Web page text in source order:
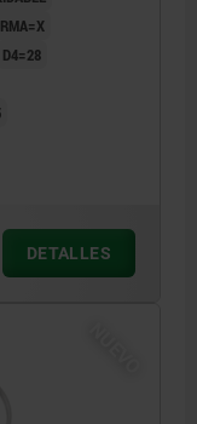
D4=28
DETALLES